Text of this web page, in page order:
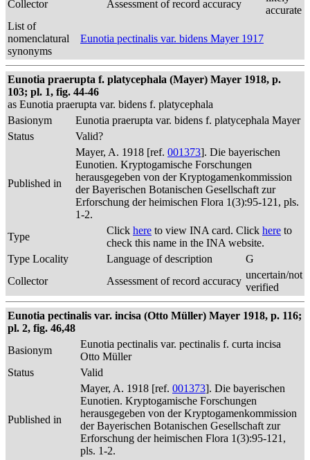
Collector
Assessment of record accuracy
accurate
List of
nomenclatural
synonyms
Eunotia pectinalis var. bidens Mayer 1917
Eunotia praerupta f. platycephala (Mayer) Mayer 1918, p.
103; pl. 1, fig. 44-46
as Eunotia praerupta var. bidens f. platycephala
Basionym
Eunotia praerupta var. bidens f. platycephala Mayer
Status
Valid?
Published in
Mayer, A. 1918 [ref. 001373]. Die bayerischen
Eunotien. Kryptogamische Forschungen
herausgegeben von der Kryptogamenkommission
der Bayerischen Botanischen Gesellschaft zur
Erforschung der heimischen Flora 1(3):95-121, pls.
1-2.
Type
Click here to view INA card. Click here to
check this name in the INA website.
Type Locality
Language of description
G
Collector
Assessment of record accuracy
uncertain/not
verified
Eunotia pectinalis var. incisa (Otto Müller) Mayer 1918, p. 116;
pl. 2, fig. 46,48
Basionym
Eunotia pectinalis var. pectinalis f. curta incisa
Otto Müller
Status
Valid
Published in
Mayer, A. 1918 [ref. 001373]. Die bayerischen
Eunotien. Kryptogamische Forschungen
herausgegeben von der Kryptogamenkommission
der Bayerischen Botanischen Gesellschaft zur
Erforschung der heimischen Flora 1(3):95-121,
pls. 1-2.